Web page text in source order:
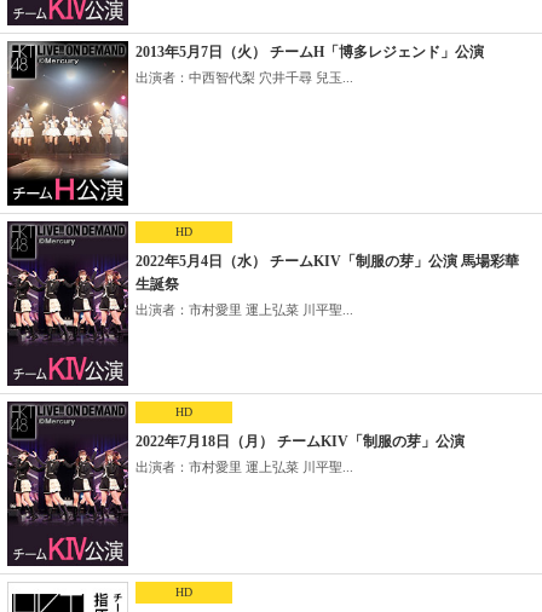
2013年5月7日（火） チームH「博多レジェンド」公演
出演者：中西智代梨 穴井千尋 兒玉...
HD
2022年5月4日（水） チームKIV「制服の芽」公演 馬場彩華
生誕祭
出演者：市村愛里 運上弘菜 川平聖...
HD
2022年7月18日（月） チームKIV「制服の芽」公演
出演者：市村愛里 運上弘菜 川平聖...
HD